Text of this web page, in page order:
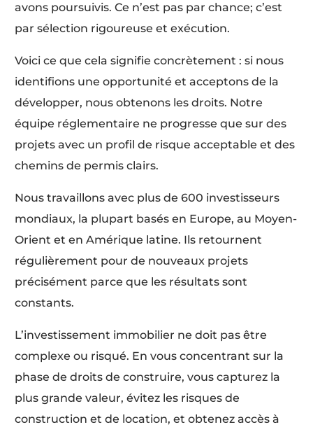
avons poursuivis. Ce n’est pas par chance; c’est
par sélection rigoureuse et exécution.
Voici ce que cela signifie concrètement : si nous
identifions une opportunité et acceptons de la
développer, nous obtenons les droits. Notre
équipe réglementaire ne progresse que sur des
projets avec un profil de risque acceptable et des
chemins de permis clairs.
Nous travaillons avec plus de 600 investisseurs
mondiaux, la plupart basés en Europe, au Moyen-
Orient et en Amérique latine. Ils retournent
régulièrement pour de nouveaux projets
précisément parce que les résultats sont
constants.
L’investissement immobilier ne doit pas être
complexe ou risqué. En vous concentrant sur la
phase de droits de construire, vous capturez la
plus grande valeur, évitez les risques de
construction et de location, et obtenez accès à